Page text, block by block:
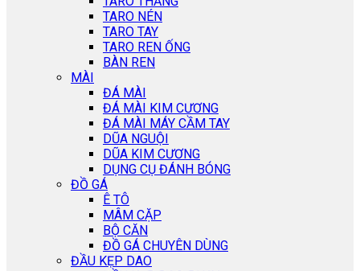
TARO NÉN
TARO TAY
TARO REN ỐNG
BÀN REN
MÀI
ĐÁ MÀI
ĐÁ MÀI KIM CƯƠNG
ĐÁ MÀI MÁY CẦM TAY
DŨA NGUỘI
DŨA KIM CƯƠNG
DỤNG CỤ ĐÁNH BÓNG
ĐỒ GÁ
Ê TÔ
MÂM CẶP
BỘ CĂN
ĐỒ GÁ CHUYÊN DÙNG
ĐẦU KẸP DAO